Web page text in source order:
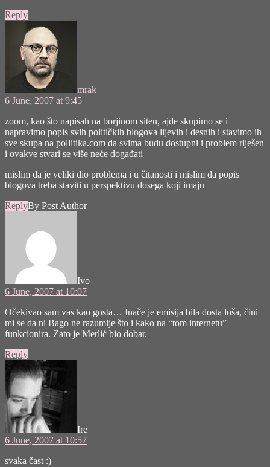
Reply
mrak
6 June, 2007 at 9:45
zoom, kao što napisah na borjinom siteu, ajde skupimo se i
napravimo popis svih političkih blogova lijevih i desnih i stavimo ih
sve skupa na pollitika.com da svima budu dostupni i problem riješen
i ovakve stvari se više neće događati
mislim da je veliki dio problema i u čitanosti i mislim da popis
blogova treba staviti u perspektivu dosega koji imaju
ReplyBy Post Author
Ivo
6 June, 2007 at 10:07
Očekivao sam vas kao gosta… Inače je emisija bila dosta loša, čini
mi se da ni Bago ne razumije što i kako na “tom internetu”
funkcionira. Zato je Merlić bio dobar.
Reply
Ire
6 June, 2007 at 10:57
svaka čast :)